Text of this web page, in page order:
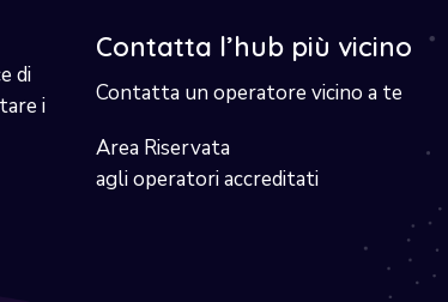
di
i
Contatta l’hub più vicino
Contatta un operatore vicino a te
Area Riservata
agli operatori accreditati